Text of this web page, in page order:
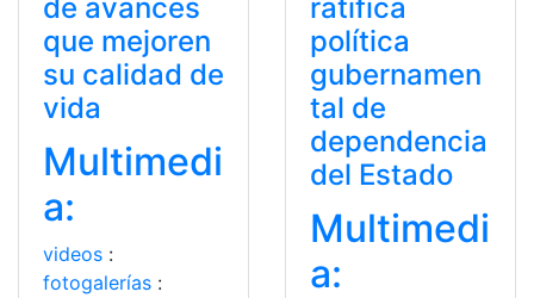
de avances
que mejoren
su calidad de
vida
Multimedi
a:
videos :
fotogalerías :
ratifica
política
gubernamen
tal de
dependencia
del Estado
Multimedi
a: